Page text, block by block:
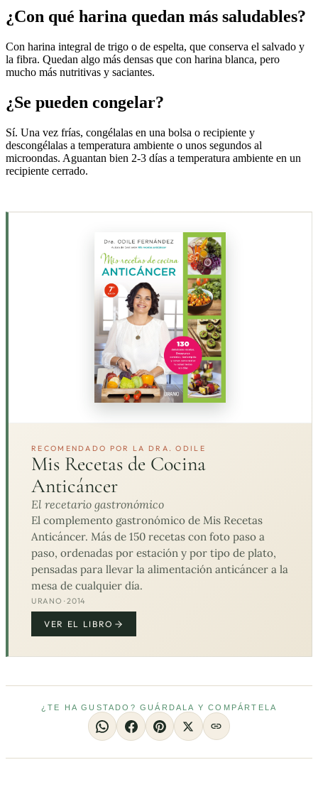
¿Con qué harina quedan más saludables?
Con harina integral de trigo o de espelta, que conserva el salvado y
la fibra. Quedan algo más densas que con harina blanca, pero
mucho más nutritivas y saciantes.
¿Se pueden congelar?
Sí. Una vez frías, congélalas en una bolsa o recipiente y
descongélalas a temperatura ambiente o unos segundos al
microondas. Aguantan bien 2-3 días a temperatura ambiente en un
recipiente cerrado.
RECOMENDADO POR LA DRA. ODILE
Mis Recetas de Cocina
Anticáncer
El recetario gastronómico
El complemento gastronómico de Mis Recetas
Anticáncer. Más de 150 recetas con foto paso a
paso, ordenadas por estación y por tipo de plato,
pensadas para llevar la alimentación anticáncer a la
mesa de cualquier día.
URANO · 2014
VER EL LIBRO
¿TE HA GUSTADO? GUÁRDALA Y COMPÁRTELA